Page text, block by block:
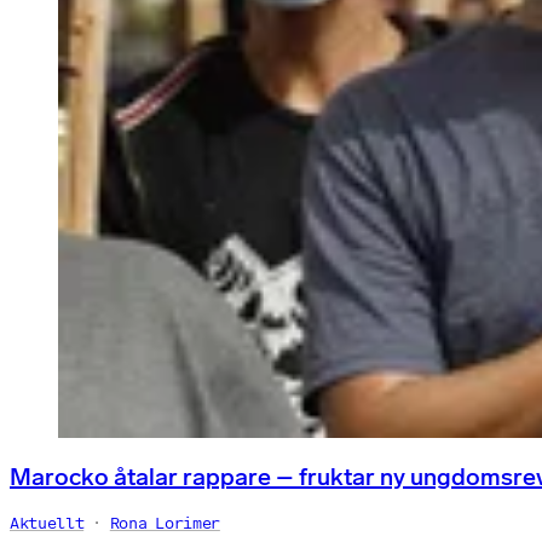
Marocko åtalar rappare – fruktar ny
Aktuellt Rona Lorimer